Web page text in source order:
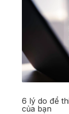
6 lý do để
của bạn